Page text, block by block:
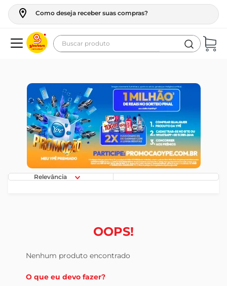
Como deseja receber suas compras?
Buscar produto
Relevância
OOPS!
Nenhum produto encontrado
O que eu devo fazer?
geladeira
maquina lavar
fogao
café
cerveja
frango